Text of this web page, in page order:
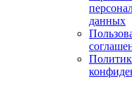
данных